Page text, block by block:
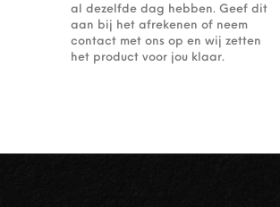
al dezelfde dag hebben. Geef dit
aan bij het afrekenen of neem
contact met ons op en wij zetten
het product voor jou klaar.